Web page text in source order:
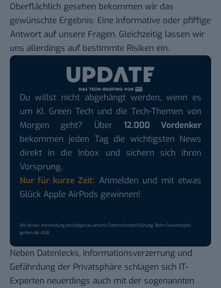
Oberflächlich gesehen bekommen wir das
gewünschte Ergebnis: Eine informative oder pfiffige
Antwort auf unsere Fragen. Gleichzeitig lassen wir
uns allerdings auf bestimmte Risiken ein.
Du willst nicht abgehängt werden, wenn es
um KI, Green Tech und die Tech-Themen von
Morgen geht? Über 12.000 Vordenker
bekommen jeden Tag die wichtigsten News
direkt in die Inbox und sichern sich ihren
Vorsprung.
Nur für kurze Zeit: Anmelden und mit etwas
Glück Apple AirPods gewinnen!
Mit deiner Anmeldung bestätigst du unsereDatenschutzerklärung. Beim Gewinnspiel
gelten dieAGB.
Neben Datenlecks, Informationsverzerrung und
Gefährdung der Privatsphäre schlagen sich IT-
Experten neuerdings auch mit der sogenannten